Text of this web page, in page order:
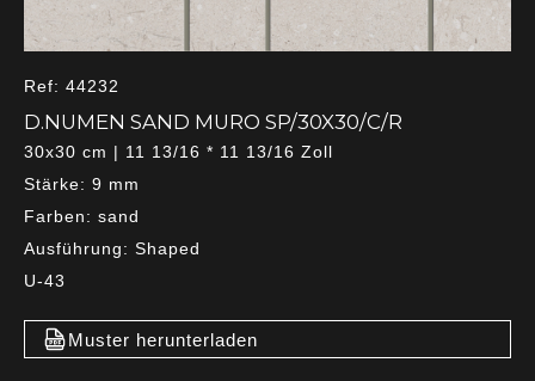
Ref: 44232
D.NUMEN SAND MURO SP/30X30/C/R
30x30 cm | 11 13/16 * 11 13/16 Zoll
Stärke: 9 mm
Farben: sand
Ausführung: Shaped
U-43
Muster herunterladen